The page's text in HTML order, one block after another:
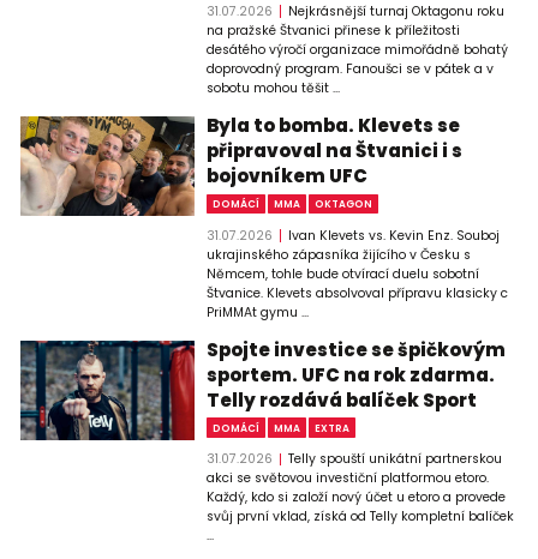
31.07.2026
Nejkrásnější turnaj Oktagonu roku
na pražské Štvanici přinese k příležitosti
desátého výročí organizace mimořádně bohatý
doprovodný program. Fanoušci se v pátek a v
sobotu mohou těšit ...
Byla to bomba. Klevets se
připravoval na Štvanici i s
bojovníkem UFC
DOMÁCÍ MMA OKTAGON
31.07.2026
Ivan Klevets vs. Kevin Enz. Souboj
ukrajinského zápasníka žijícího v Česku s
Němcem, tohle bude otvírací duelu sobotní
Štvanice. Klevets absolvoval přípravu klasicky c
PriMMAt gymu ...
Spojte investice se špičkovým
sportem. UFC na rok zdarma.
Telly rozdává balíček Sport
DOMÁCÍ MMA EXTRA
31.07.2026
Telly spouští unikátní partnerskou
akci se světovou investiční platformou etoro.
Každý, kdo si založí nový účet u etoro a provede
svůj první vklad, získá od Telly kompletní balíček
...